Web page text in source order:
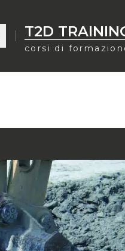
T2D
corsi di